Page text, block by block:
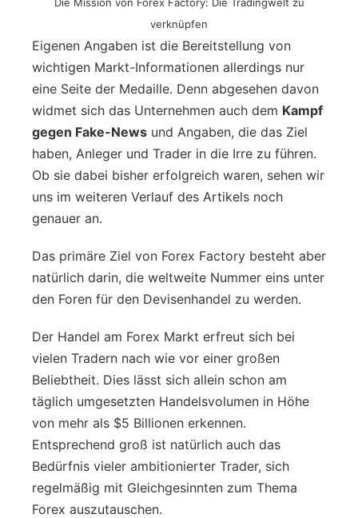
verknüpfen
Eigenen Angaben ist die Bereitstellung von
wichtigen Markt-Informationen allerdings nur
eine Seite der Medaille. Denn abgesehen davon
widmet sich das Unternehmen auch dem Kampf
gegen Fake-News und Angaben, die das Ziel
haben, Anleger und Trader in die Irre zu führen.
Ob sie dabei bisher erfolgreich waren, sehen wir
uns im weiteren Verlauf des Artikels noch
genauer an.
Das primäre Ziel von Forex Factory besteht aber
natürlich darin, die weltweite Nummer eins unter
den Foren für den Devisenhandel zu werden.
Der Handel am Forex Markt erfreut sich bei
vielen Tradern nach wie vor einer großen
Beliebtheit. Dies lässt sich allein schon am
täglich umgesetzten Handelsvolumen in Höhe
von mehr als $5 Billionen erkennen.
Entsprechend groß ist natürlich auch das
Bedürfnis vieler ambitionierter Trader, sich
regelmäßig mit Gleichgesinnten zum Thema
Forex auszutauschen.